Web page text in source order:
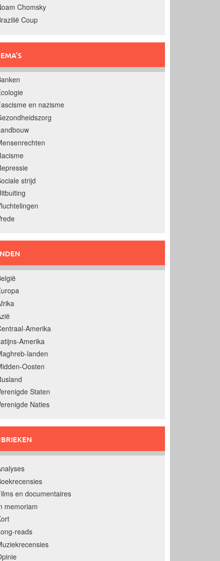
Chomsky
Coup
en nazisme
strijd
Amerika
Amerika
landen
Oosten
Staten
Naties
en documentaires
memoriam
reads